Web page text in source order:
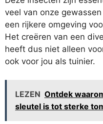
veel van onze
een rijkere omgeving
Het creëren van een
heeft dus niet alleen
ook voor jou als tuinier.
LEZEN Ontdek
sleutel is tot sterke